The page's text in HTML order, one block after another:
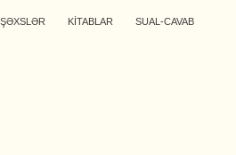
ŞƏXSLƏR KİTABLAR SUAL-CAVAB